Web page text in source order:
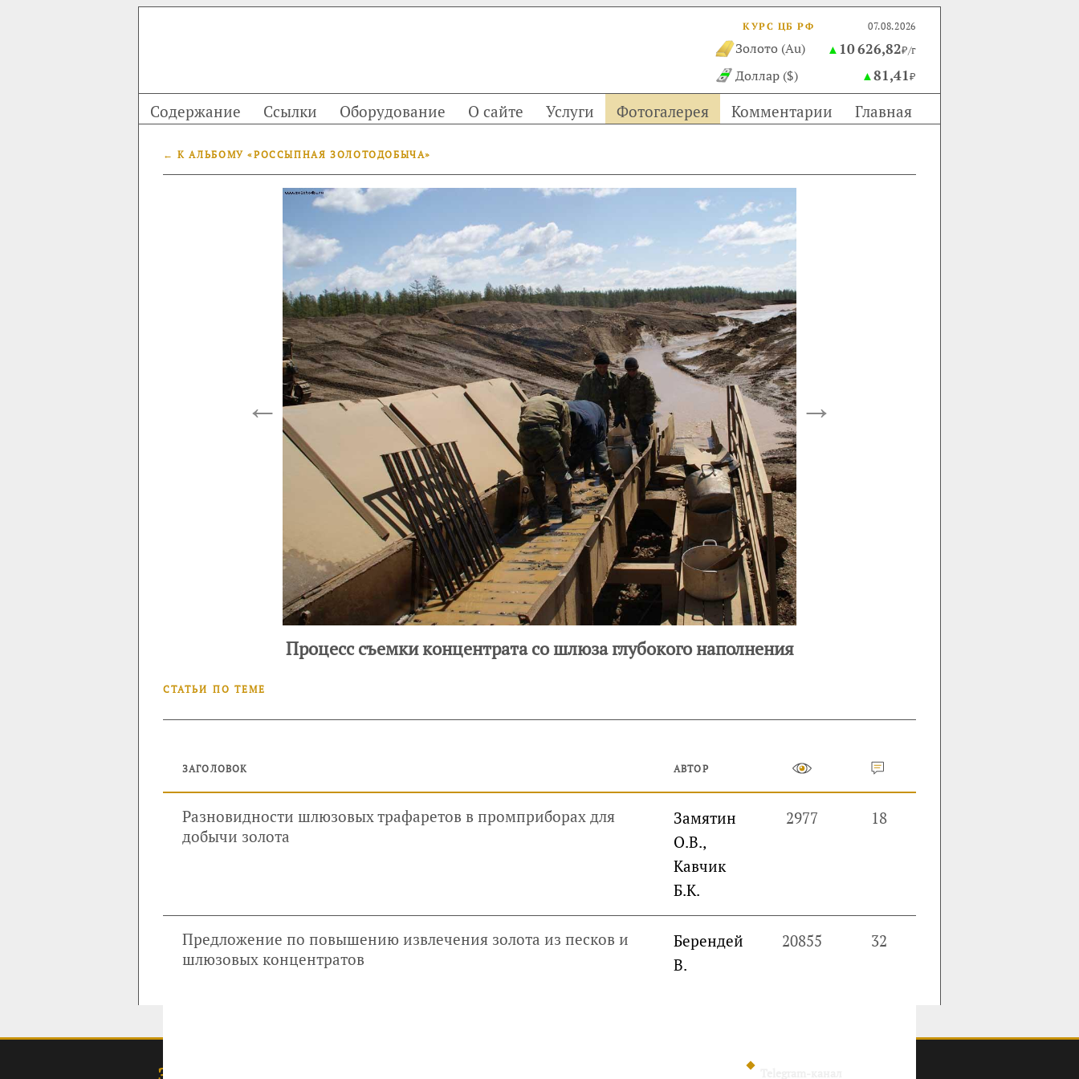
КУРС ЦБ РФ 07.08.2026
Золото (Au) ▲ 10 626,82₽/г
Доллар ($) ▲81,41₽
Содержание Ссылки Оборудование О сайте Услуги Фотогалерея Комментарии Главная
← К АЛЬБОМУ «РОССЫПНАЯ ЗОЛОТОДОБЫЧА»
← →
Процесс съемки концентрата со шлюза глубокого наполнения
СТАТЬИ ПО ТЕМЕ
ЗАГОЛОВОК АВТОР
Разновидности шлюзовых трафаретов в промприборах для
добычи золота
Замятин
О.В.,
Кавчик
Б.К.
2977 18
Предложение по повышению извлечения золота из песков и
шлюзовых концентратов
Берендей
В.
20855 32